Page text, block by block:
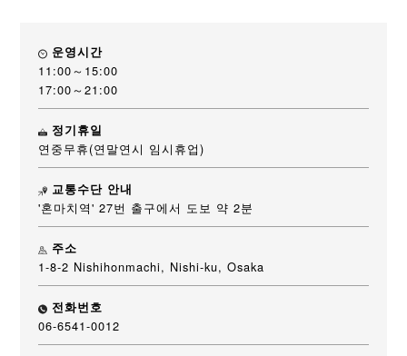
운영시간
11:00～15:00
17:00～21:00
정기휴일
연중무휴(연말연시 임시휴업)
교통수단 안내
'혼마치역' 27번 출구에서 도보 약 2분
주소
1-8-2 Nishihonmachi, Nishi-ku, Osaka
전화번호
06-6541-0012